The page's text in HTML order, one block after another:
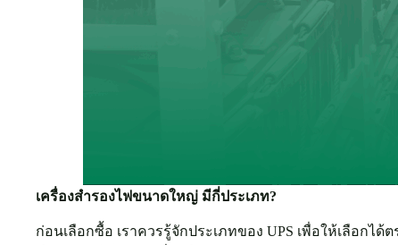
เครื่องสำรองไฟขนาดใหญ่ มีกี่ประเภท?
ก่อนเลือกซื้อ เราควรรู้จักประเภทของ UPS เพื่อให้เลือก